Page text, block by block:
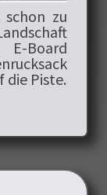
schon zu
Board
die Piste.